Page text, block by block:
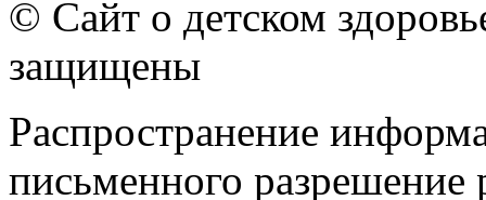
© Сайт о детском
защищены
Распространение
письменного разрешение